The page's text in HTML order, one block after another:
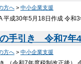
方へ> 中小企業支援
平成30年5月18日作成 令
手引き 令和7年
方へ> 中小企業支援